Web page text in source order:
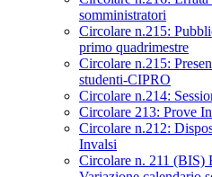
somministratori
Circolare n.215:
primo quadrimestre
Circolare n.215:
studenti-CIPRO
Circolare n.214:
Circolare 213: Prove
Circolare n.212:
Invalsi
Circolare n. 211